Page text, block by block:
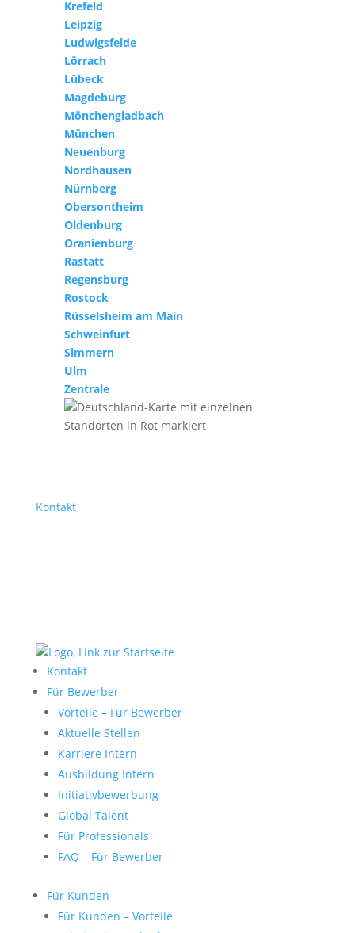
Krefeld
Leipzig
Ludwigsfelde
Lörrach
Lübeck
Magdeburg
Mönchengladbach
München
Neuenburg
Nordhausen
Nürnberg
Obersontheim
Oldenburg
Oranienburg
Rastatt
Regensburg
Rostock
Rüsselsheim am Main
Schweinfurt
Simmern
Ulm
Zentrale
Kontakt
Kontakt
Für Bewerber
Vorteile – Für Bewerber
Aktuelle Stellen
Karriere Intern
Ausbildung Intern
Initiativbewerbung
Global Talent
Für Professionals
FAQ – Für Bewerber
Für Kunden
Für Kunden – Vorteile